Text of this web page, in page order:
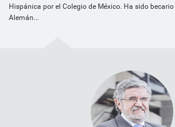
Hispánica por el Colegio de México. Ha sido
Alemán...